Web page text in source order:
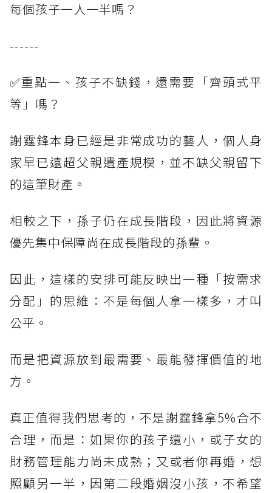
每個孩子一人一半嗎？
------
✅重點一、孩子不缺錢，還需要「齊頭式平
等」嗎？
謝霆鋒本身已經是非常成功的藝人，個人身
家早已遠超父親遺產規模，並不缺父親留下
的這筆財產。
相較之下，孫子仍在成長階段，因此將資源
優先集中保障尚在成長階段的孫輩。
因此，這樣的安排可能反映出一種「按需求
分配」的思維：不是每個人拿一樣多，才叫
公平。
而是把資源放到最需要、最能發揮價值的地
方。
真正值得我們思考的，不是謝霆鋒拿5%合不
合理，而是：如果你的孩子還小，或子女的
財務管理能力尚未成熟；又或者你再婚，想
照顧另一半，因第二段婚姻沒小孩，不希望